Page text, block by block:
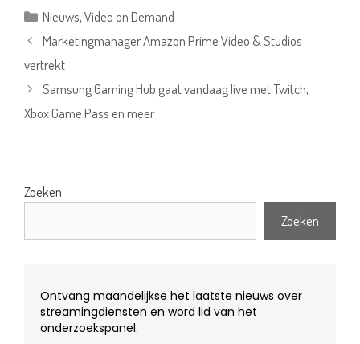
Categorieën
Nieuws,Video on Demand
Marketingmanager Amazon Prime Video & Studios
vertrekt
Samsung Gaming Hub gaat vandaag live met Twitch,
Xbox Game Pass en meer
Zoeken
Zoeken
Ontvang maandelijkse het laatste nieuws over
streamingdiensten en word lid van het
onderzoekspanel.